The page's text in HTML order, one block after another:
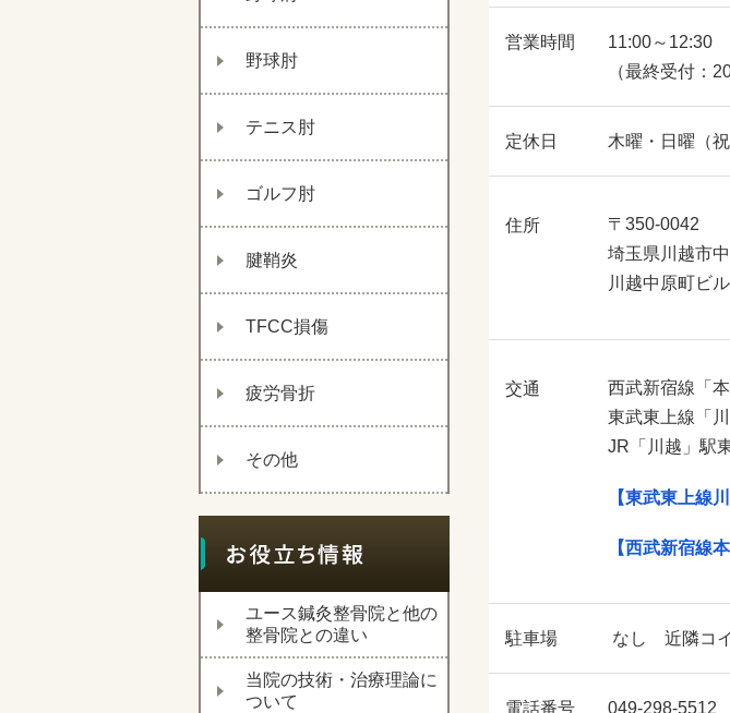
野球肘
テニス肘
ゴルフ肘
腱鞘炎
TFCC損傷
疲労骨折
その他
ユース鍼灸整骨院と他の
整骨院との違い
当院の技術・治療理論に
ついて
営業時間
11:00～12:30
（最終受付：
定休日 木曜・日曜（祝
住所
〒350-0042
埼玉県川越市
川越中原町ビ
交通
西武新宿線「
東武東上線「
JR「川越」駅
【東武東上線
【西武新宿線
駐車場 なし 近隣コ
電話番号 049-298-5512